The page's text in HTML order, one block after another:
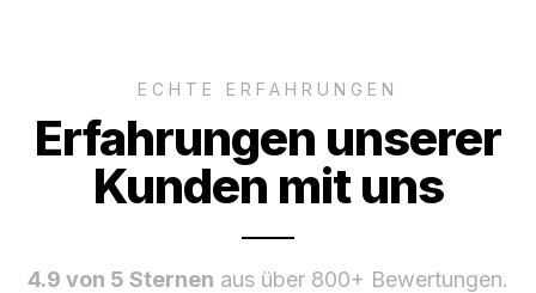
ECHTE ERFAHRUNGEN
Erfahrungen unserer
Kunden mit uns
4.9 von 5 Sternen aus über 800+ Bewertungen.